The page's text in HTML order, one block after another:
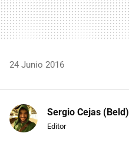
24 Junio 2016
Sergio Cejas (Beld)
Editor